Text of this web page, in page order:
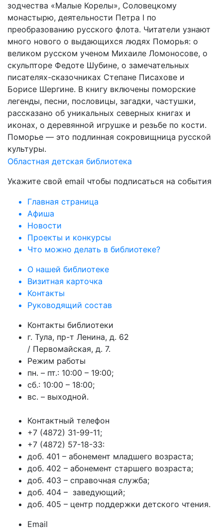
зодчества «Малые Корелы», Соловецкому
монастырю, деятельности Петра I по
преобразованию русского флота. Читатели узнают
много нового о выдающихся людях Поморья: о
великом русском ученом Михаиле Ломоносове, о
скульпторе Федоте Шубине, о замечательных
писателях-сказочниках Степане Писахове и
Борисе Шергине. В книгу включены поморские
легенды, песни, пословицы, загадки, частушки,
рассказано об уникальных северных книгах и
иконах, о деревянной игрушке и резьбе по кости.
Поморье — это подлинная сокровищница русской
культуры.
Областная детская библиотека
Укажите свой email чтобы подписаться на события
Главная страница
Афиша
Новости
Проекты и конкурсы
Что можно делать в библиотеке?
О нашей библиотеке
Визитная карточка
Контакты
Руководящий состав
Контакты библиотеки
г. Тула, пр-т Ленина, д. 62
/ Первомайская, д. 7.
Режим работы
пн. – пт.: 10:00 – 19:00;
сб.: 10:00 – 18:00;
вс. – выходной.
Контактный телефон
+7 (4872) 31-99-11;
+7 (4872) 57-18-33:
доб. 401 – абонемент младшего возраста;
доб. 402 – абонемент старшего возраста;
доб. 403 – справочная служба;
доб. 404 – заведующий;
доб. 405 – центр поддержки детского чтения.
Email